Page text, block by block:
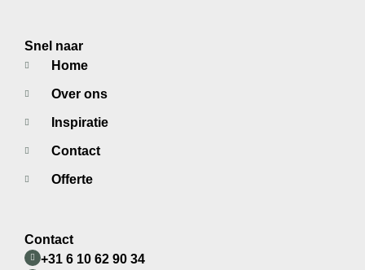
Snel naar
Home
Over ons
Inspiratie
Contact
Offerte
Contact
+31 6 10 62 90 34